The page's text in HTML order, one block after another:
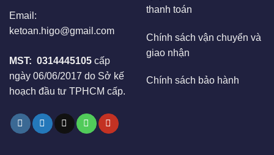
Email:
ketoan.higo@gmail.com
MST: 0314445105 cấp
ngày 06/06/2017 do Sở kế
hoạch đầu tư TPHCM cấp.
thanh toán
Chính sách vận chuyển và
giao nhận
Chính sách bảo hành